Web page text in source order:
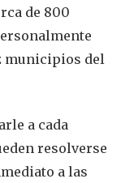
de 800
municipios del
a cada
resolverse
a las